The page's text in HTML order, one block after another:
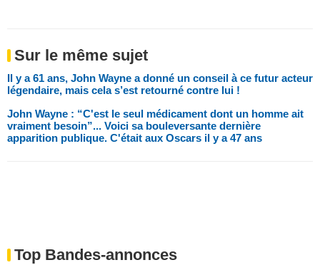
Sur le même sujet
Il y a 61 ans, John Wayne a donné un conseil à ce futur acteur
légendaire, mais cela s’est retourné contre lui !
John Wayne : “C'est le seul médicament dont un homme ait
vraiment besoin”... Voici sa bouleversante dernière
apparition publique. C'était aux Oscars il y a 47 ans
Top Bandes-annonces